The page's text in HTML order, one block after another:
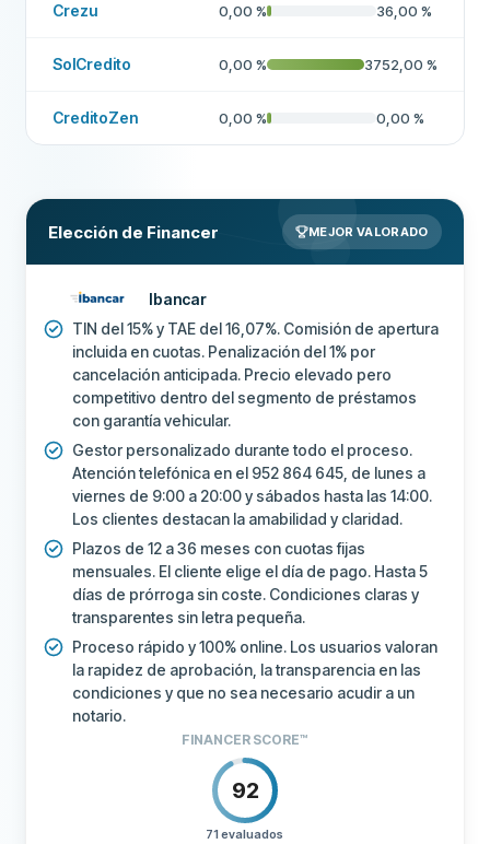
Crezu 0,00 % 36,00 %
SolCredito 0,00 % 3752,00 %
CreditoZen 0,00 % 0,00 %
Elección de Financer MEJOR VALORADO
Ibancar
TIN del 15% y TAE del 16,07%. Comisión de apertura
incluida en cuotas. Penalización del 1% por
cancelación anticipada. Precio elevado pero
competitivo dentro del segmento de préstamos
con garantía vehicular.
Gestor personalizado durante todo el proceso.
Atención telefónica en el 952 864 645, de lunes a
viernes de 9:00 a 20:00 y sábados hasta las 14:00.
Los clientes destacan la amabilidad y claridad.
Plazos de 12 a 36 meses con cuotas fijas
mensuales. El cliente elige el día de pago. Hasta 5
días de prórroga sin coste. Condiciones claras y
transparentes sin letra pequeña.
Proceso rápido y 100% online. Los usuarios valoran
la rapidez de aprobación, la transparencia en las
condiciones y que no sea necesario acudir a un
notario.
FINANCER SCORE™
92
71 evaluados